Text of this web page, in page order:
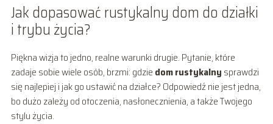
Jak dopasować rustykalny dom do działki
i trybu życia?
Piękna wizja to jedno, realne warunki drugie. Pytanie, które
zadaje sobie wiele osób, brzmi: gdzie dom rustykalny sprawdzi
się najlepiej i jak go ustawić na działce? Odpowiedź nie jest jedna,
bo dużo zależy od otoczenia, nasłonecznienia, a także Twojego
stylu życia.